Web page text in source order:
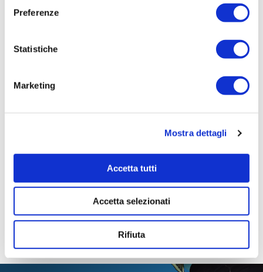
Preferenze
Statistiche
Marketing
Mostra dettagli
Accetta tutti
Accetta selezionati
Rifiuta
Importo Aggiudicazione:
Tempi di completamento:
Importo Liquidato:
Pagina aggiornata il 04/08/2020